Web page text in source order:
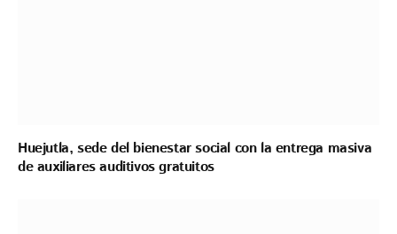
Huejutla, sede del bienestar social con la entrega masiva
de auxiliares auditivos gratuitos